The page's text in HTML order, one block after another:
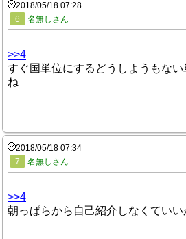
2018/05/18 07:28
6
名無しさん
>>4
すぐ国単位にするどうしようもな
ね
2018/05/18 07:34
7
名無しさん
>>4
朝っぱらから自己紹介しなくていい